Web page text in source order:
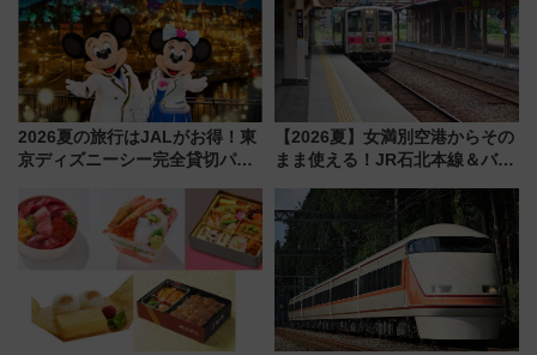
2026夏の旅行はJALがお得！東
京ディズニーシー完全貸切パー
ーン始まる 条件は「夏の国内
線に2回搭乗」
【2026夏】女満別空港からその
まま使える！JR石北本線＆バス
ーパス」でおトクに道東観光
（8/3発売）